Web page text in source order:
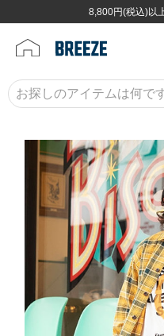
8,800円(税込)以
ほぼ全品半額！！
8,800円(税込)以
ほぼ全品半額！！